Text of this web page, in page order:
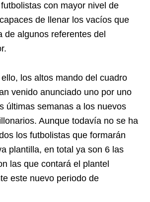
con mayor nivel de
de llenar los vacíos que
de algunos referentes del
los altos mando del cuadro
venido anunciado uno por uno
últimas semanas a los nuevos
Aunque todavía no se ha
los futbolistas que formarán
plantilla, en total ya son 6 las
las que contará el plantel
este nuevo periodo de